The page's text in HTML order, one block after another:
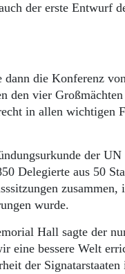
der erste Entwurf
die Konferenz
den vier
in allen wichtigen
der
Delegierte aus 50
zusammen,
wurde.
Hall sagte der
eine bessere Welt
der